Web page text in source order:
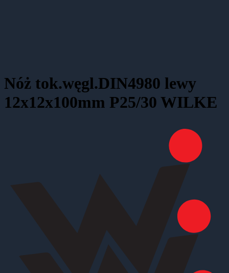
Nóż tok.węgl.DIN4980 lewy
12x12x100mm P25/30 WILKE